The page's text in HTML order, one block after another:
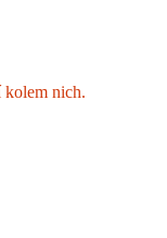
nich.